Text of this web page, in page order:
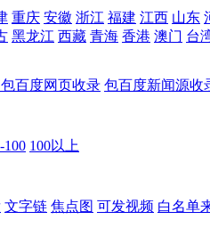
重庆 安徽 浙江 福建 江西 山东
黑龙江 西藏 青海 香港 澳门 台
百度网页收录 包百度新闻源收
100 100以上
文字链 焦点图 可发视频 白名单